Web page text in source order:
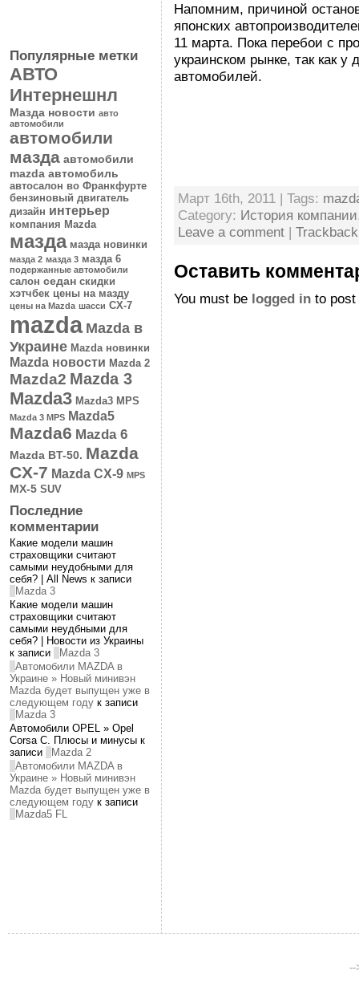
Напомним, причиной
японских
11 марта. Пока перебои с
украинском рынке, так как у
автомобилей.
Март 16th, 2011 | Tags:
Category: История компании
Leave a comment |
Оставить
You must be logged in to
Популярные метки
АВТО
Интернешнл
Мазда новости авто
автомобили
автомобили
мазда автомобили
mazda автомобиль
автосалон во Франкфурте
бензиновый двигатель
дизайн интерьер
компания Mazda
мазда мазда новинки
мазда 2 мазда 3 мазда 6
подержанные автомобили
салон седан скидки
хэтчбек цены на мазду
цены на Mazda шасси CX-7
mazda Mazda в
Украине Mazda новинки
Mazda новости Mazda 2
Mazda2 Mazda 3
Mazda3 Mazda3 MPS
Mazda 3 MPS Mazda5
Mazda6 Mazda 6
Mazda BT-50. Mazda
CX-7 Mazda CX-9 MPS
MX-5 SUV
Последние
комментарии
Какие модели машин
страховщики считают
самыми неудобными для
себя? | All News к записи
Mazda 3
Какие модели машин
страховщики считают
самыми неудбными для
себя? | Новости из Украины
к записи
Mazda 3
Автомобили MAZDA в
Украине » Новый минивэн
Mazda будет выпущен уже в
следующем году к записи
Mazda 3
Автомобили OPEL » Opel
Corsa C. Плюсы и минусы к
записи
Mazda 2
Автомобили MAZDA в
Украине » Новый минивэн
Mazda будет выпущен уже в
следующем году к записи
Mazda5 FL